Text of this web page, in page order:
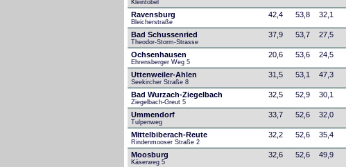
Kleintobel
Ravensburg
Bleicherstraße
42,4 53,8 32,1
Bad Schussenried
Theodor-Storm-Strasse
37,9 53,7 27,5
Ochsenhausen
Ehrensberger Weg 5
20,6 53,6 24,5
Uttenweiler-Ahlen
Seekircher Straße 8
31,5 53,1 47,3
Bad Wurzach-Ziegelbach
Ziegelbach-Greut 5
32,5 52,9 30,1
Ummendorf
Tulpenweg
33,7 52,6 32,0
Mittelbiberach-Reute
Rindenmooser Straße 2
32,2 52,6 35,4
Moosburg
Käserweg 5
32,6 52,6 49,9